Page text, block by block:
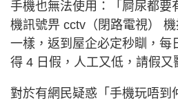
手機也無法使用：「屙尿都要
機訊號畀 cctv（閉路電視）
一樣，返到屋企必定秒瞓，每
得 4 日假，人工又低，請假又
對於有網民疑惑「手機玩唔到